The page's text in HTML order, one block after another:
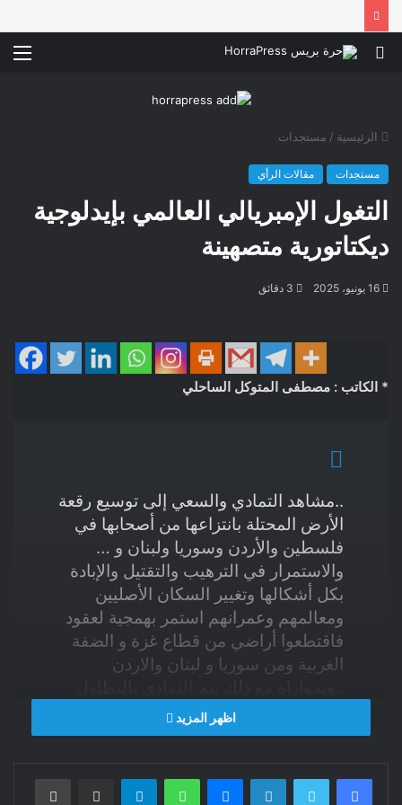
بحث
الرئيسية / مستجدات
مستجدات مقالات الرأي
التغول الإمبريالي العالمي بإيدلوجية
ديكتاتورية متصهينة
16 يونيو، 2025
* الكاتب : مصطفى المتوكل الساحلي
..مشاهد التمادي والسعي إلى توسيع رقعة
الأرض المحتلة بانتزاعها من أصحابها في
فلسطين والأردن وسوريا ولبنان و …
والاستمرار في الترهيب والتقتيل والإبادة
بكل أشكالها وتغيير السكان الأصليين
ومعالمهم وعمرانهم استمر بهمجية لعقود
فاقتطعوا أراضي من قطاع غزة و الضفة
الغربية ومن سوريا و لبنان والاردن
والاعتداء على سيادة دول الشرق الأوسط
وبسط اليد العسكرية والاستخباراتية على
في تنفيذ عمليات اغتيال ممنهج طالت
اظهر المزيد
فيسبوك تويتر لينكدإن ماسنجر واتساب تيلقرام مشاركة عبر البريد طباعة